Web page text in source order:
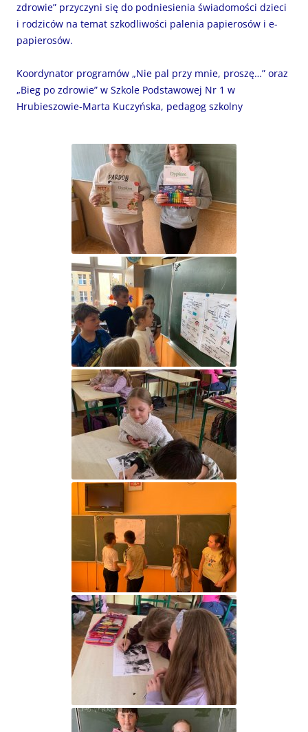
zdrowie” przyczyni się do podniesienia świadomości dzieci
i rodziców na temat szkodliwości palenia papierosów i e-
papierosów.
Koordynator programów „Nie pal przy mnie, proszę…” oraz
„Bieg po zdrowie” w Szkole Podstawowej Nr 1 w
Hrubieszowie-Marta Kuczyńska, pedagog szkolny